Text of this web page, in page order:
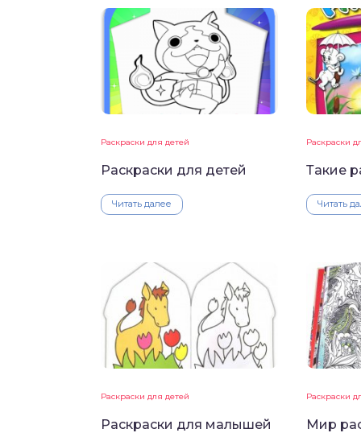
Раскраски для детей
Раскраски для детей
Читать далее
Раскраски
Такие
Читать
Раскраски для детей
Раскраски для малышей
Раскраски
Мир